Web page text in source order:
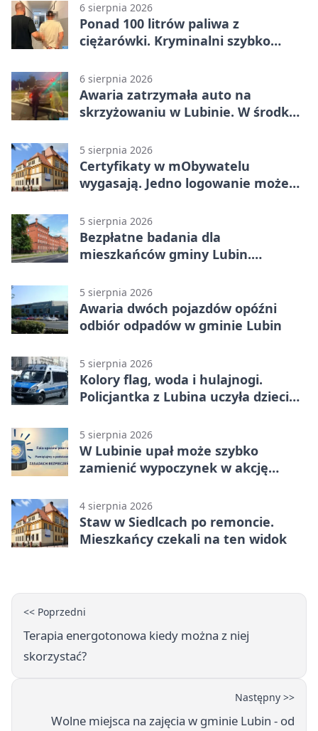
6 sierpnia 2026
Ponad 100 litrów paliwa z
ciężarówki. Kryminalni szybko
6 sierpnia 2026
Awaria zatrzymała auto na
skrzyżowaniu w Lubinie. W środku
5 sierpnia 2026
Certyfikaty w mObywatelu
wygasają. Jedno logowanie może
5 sierpnia 2026
Bezpłatne badania dla
mieszkańców gminy Lubin.
5 sierpnia 2026
Awaria dwóch pojazdów opóźni
odbiór odpadów w gminie Lubin
5 sierpnia 2026
Kolory flag, woda i hulajnogi.
Policjantka z Lubina uczyła dzieci
5 sierpnia 2026
W Lubinie upał może szybko
zamienić wypoczynek w akcję
4 sierpnia 2026
Staw w Siedlcach po remoncie.
Mieszkańcy czekali na ten widok
<< Poprzedni
Terapia energotonowa kiedy można z niej
skorzystać?
Następny >>
Wolne miejsca na zajęcia w gminie Lubin - od